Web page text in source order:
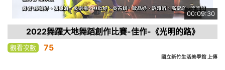
00:09:30
2022舞躍大地舞蹈創作比賽-佳作-《光明的路》
觀看次數 75
國立新竹生活美學館 上傳